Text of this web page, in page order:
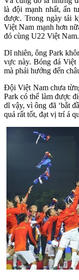
là đội mạnh nhất, ấn
được. Trong ngày tái
Việt Nam mạnh hơn
đó cùng U22 Việt Nam.
Dĩ nhiên, ông Park
vực này. Bóng đá
mà phải hướng đến
Đội Việt Nam chưa
Park có thể làm được
dĩ vậy, vì ông đã ‘bắt
quả rất tốt, đạt vị trí á